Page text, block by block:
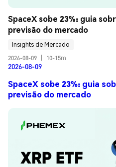
SpaceX sobe 23%: guia
previsão do mercado
Insights de Mercado
2026-08-09
10-15m
2026-08-09
SpaceX sobe 23%: guia
previsão do mercado